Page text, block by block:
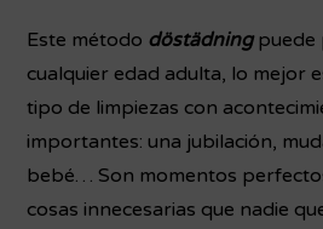
Este método döstädning puede
cualquier edad adulta, lo mejor
tipo de limpiezas con
importantes: una jubilación,
bebé… Son momentos
cosas innecesarias que nadie